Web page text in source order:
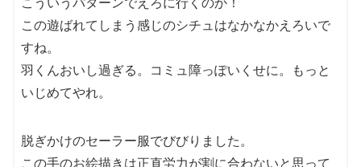
こういうパターンでえろに行くのか！
この遊ばれてしまう感じのシチュはなかなかえろいで
すね。
羽くんおいし過ぎる。コミュ障っぽいくせに。もっと
いじめてやれ。
脱ぎかけのセーラー服でびびりました。
この手のお絵描きは正直労力が割に合わないと思って